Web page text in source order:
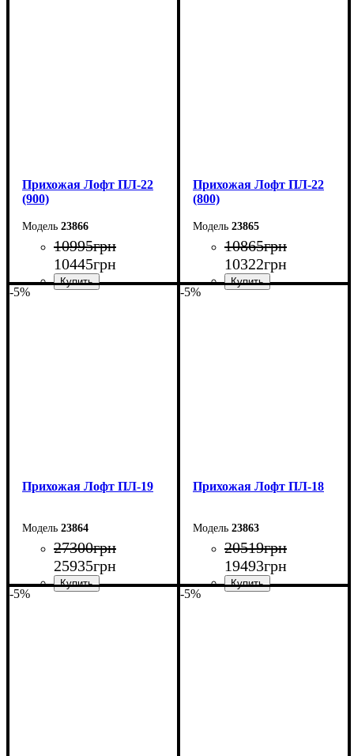
Прихожая Лофт ПЛ-22
(900)
23866
10995грн
10445грн
Прихожая Лофт ПЛ-22
(800)
23865
10865грн
10322грн
-5%
Прихожая Лофт ПЛ-19
23864
27300грн
25935грн
-5%
Прихожая Лофт ПЛ-18
23863
20519грн
19493грн
-5% -5%